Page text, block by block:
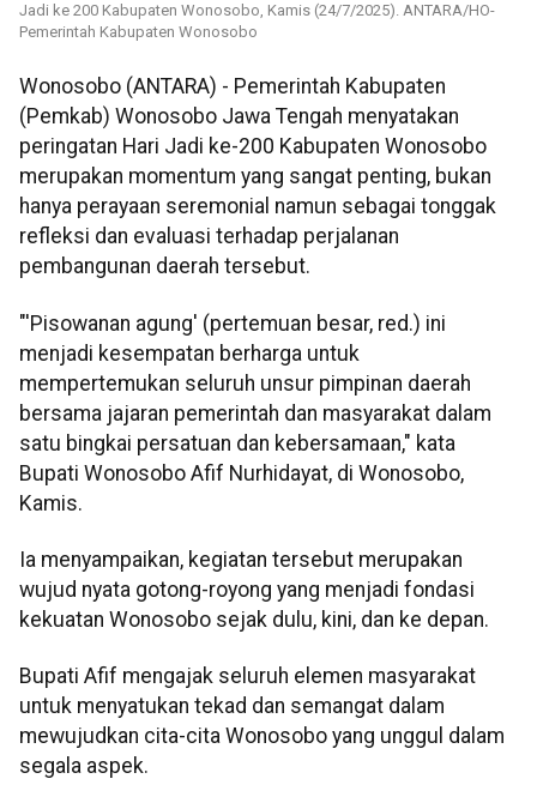
Jadi ke 200 Kabupaten Wonosobo, Kamis (24/7/2025). ANTARA/HO-
Pemerintah Kabupaten Wonosobo
Wonosobo (ANTARA) - Pemerintah Kabupaten
(Pemkab) Wonosobo Jawa Tengah menyatakan
peringatan Hari Jadi ke-200 Kabupaten Wonosobo
merupakan momentum yang sangat penting, bukan
hanya perayaan seremonial namun sebagai tonggak
refleksi dan evaluasi terhadap perjalanan
pembangunan daerah tersebut.
"'Pisowanan agung' (pertemuan besar, red.) ini
menjadi kesempatan berharga untuk
mempertemukan seluruh unsur pimpinan daerah
bersama jajaran pemerintah dan masyarakat dalam
satu bingkai persatuan dan kebersamaan," kata
Bupati Wonosobo Afif Nurhidayat, di Wonosobo,
Kamis.
Ia menyampaikan, kegiatan tersebut merupakan
wujud nyata gotong-royong yang menjadi fondasi
kekuatan Wonosobo sejak dulu, kini, dan ke depan.
Bupati Afif mengajak seluruh elemen masyarakat
untuk menyatukan tekad dan semangat dalam
mewujudkan cita-cita Wonosobo yang unggul dalam
segala aspek.